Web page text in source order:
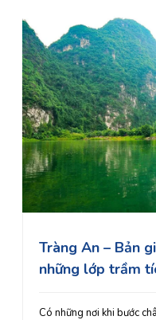
Tràng An – Bản
những lớp trầm
Có những nơi khi bước